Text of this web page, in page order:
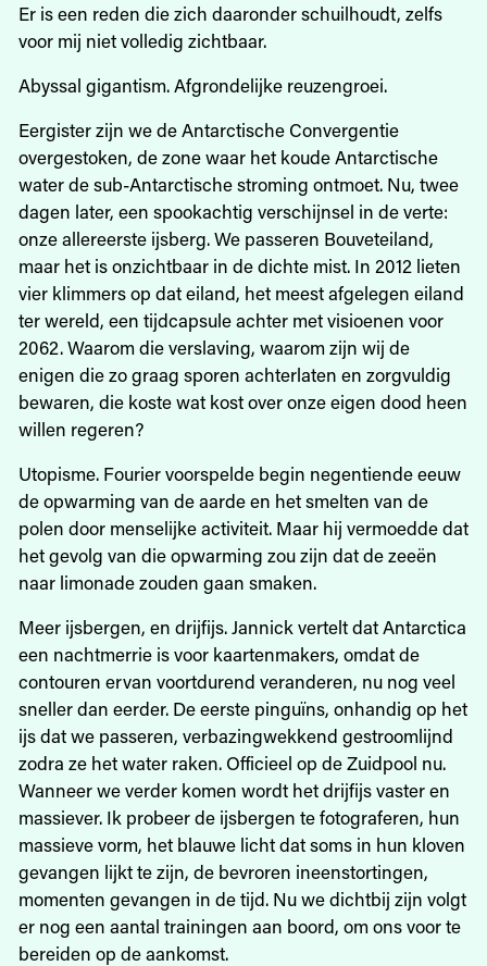
Er is een reden die zich daaronder schuilhoudt, zelfs
voor mij niet volledig zichtbaar.
Abyssal gigantism. Afgrondelijke reuzengroei.
Eergister zijn we de Antarctische Convergentie
overgestoken, de zone waar het koude Antarctische
water de sub-Antarctische stroming ontmoet. Nu, twee
dagen later, een spookachtig verschijnsel in de verte:
onze allereerste ijsberg. We passeren Bouveteiland,
maar het is onzichtbaar in de dichte mist. In 2012 lieten
vier klimmers op dat eiland, het meest afgelegen eiland
ter wereld, een tijdcapsule achter met visioenen voor
2062. Waarom die verslaving, waarom zijn wij de
enigen die zo graag sporen achterlaten en zorgvuldig
bewaren, die koste wat kost over onze eigen dood heen
willen regeren?
Utopisme. Fourier voorspelde begin negentiende eeuw
de opwarming van de aarde en het smelten van de
polen door menselijke activiteit. Maar hij vermoedde dat
het gevolg van die opwarming zou zijn dat de zeeën
naar limonade zouden gaan smaken.
Meer ijsbergen, en drijfijs. Jannick vertelt dat Antarctica
een nachtmerrie is voor kaartenmakers, omdat de
contouren ervan voortdurend veranderen, nu nog veel
sneller dan eerder. De eerste pinguïns, onhandig op het
ijs dat we passeren, verbazingwekkend gestroomlijnd
zodra ze het water raken. Officieel op de Zuidpool nu.
Wanneer we verder komen wordt het drijfijs vaster en
massiever. Ik probeer de ijsbergen te fotograferen, hun
massieve vorm, het blauwe licht dat soms in hun kloven
gevangen lijkt te zijn, de bevroren ineenstortingen,
momenten gevangen in de tijd. Nu we dichtbij zijn volgt
er nog een aantal trainingen aan boord, om ons voor te
bereiden op de aankomst.